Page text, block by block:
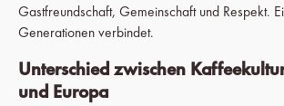
Gastfreundschaft, Gemeinschaft und Respekt.
Generationen verbindet.
Unterschied zwischen
und Europa